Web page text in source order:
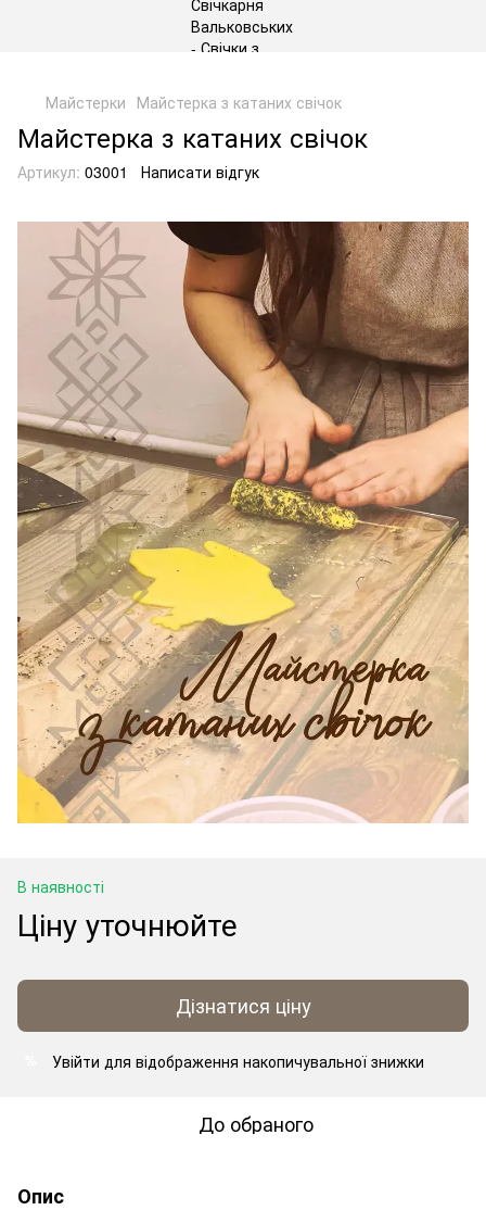
gtag('js', new Date()); gtag('config', 'G-DP234BVRNV');
Майстерки Майстерка з катаних свічок
Майстерка з катаних свічок
Артикул: 03001 Написати відгук
В наявності
Ціну уточнюйте
Дізнатися ціну
Увійти для відображення накопичувальної знижки
До обраного
Опис